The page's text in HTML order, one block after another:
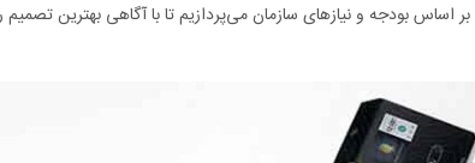
بودجه و نیازهای سازمان می‌پردازیم تا با آگاهی بهترین تصمیم